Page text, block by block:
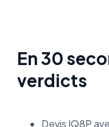
En 30
verdicts
Devis IQ8P